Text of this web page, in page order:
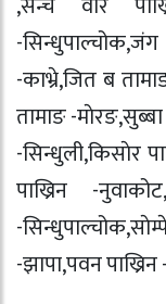
-सिन्धुपाल्चोक,जंग
-काभ्रे,जित ब
तामाङ -माेरङ,
-सिन्धुली,किसाेर
पाख्रिन -
-सिन्धुपाल्चोक,
-झापा,पवन